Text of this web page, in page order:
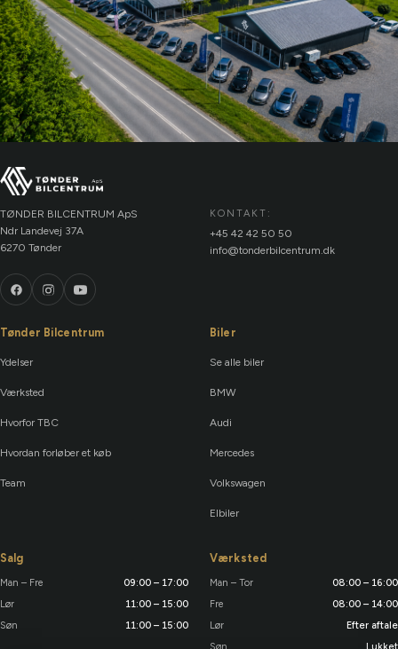
TØNDER BILCENTRUM ApS
Ndr Landevej 37A
6270 Tønder
KONTAKT:
+45 42 42 50 50
info@tonderbilcentrum.dk
Tønder Bilcentrum
Ydelser
Værksted
Hvorfor TBC
Hvordan forløber et køb
Team
Biler
Se alle biler
BMW
Audi
Mercedes
Volkswagen
Elbiler
Salg
Man – Fre
09:00 – 17:00
Lør
11:00 – 15:00
Søn
11:00 – 15:00
Værksted
Man – Tor
08:00 – 16:00
Fre
08:00 – 14:00
Lør
Efter aftale